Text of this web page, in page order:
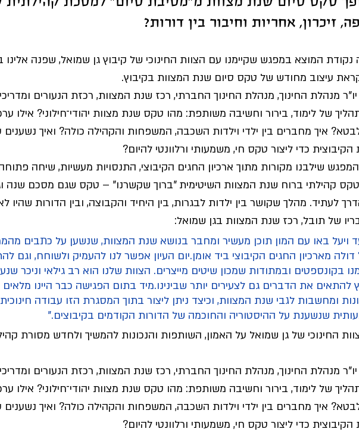
זיכרון, אחריות וחיבור בין דורות?
נקודת המוצא במפגש שקיימנו עם הצוות החינוכי של קיבוץ גן שמואל, שפנה
עיצוב מחודש של טקס סיום שנת המצוות בקיבוץ.
מנהלת החינוך, מנהלת החינוך החברתי, רכז שנת המצוות, רכזת הנעורים
של לימוד, בירור וחשיבה משותפת: מהו טקס שנת מצוות יהודי־חילוני? אילו
איך מחברים בין ילדי וילדות השכבה, המשפחות והקהילה כולה? ואיך נשענים
כדי ליצור טקס חי, משמעותי ורלוונטי להיום?
שילבנו מקורות מתוך ארכיון החגים הקיבוצי, התנסויות מעשיות, שיחה
טקס קהילתי ברוח שנת המצוות השיטימית "ברוך שקשרנו" – טקס שגם מסכם שנה
לעתיד. מהלך שקושר בין ילדות לבגרות, בין היחיד והקבוצה, ובין הדורות שהיו
של תובל, רכז שנת המצוות בגן שמואל:
ויעל באו עם המון תוכן מעשיר ומחבר בנושא שנת המצוות, שנשען על כתבים
דולה מארכיון החגים הקיבוצי ביד אומן.יום העיון אפשר לנו להעמיק ולשוחח, וגם
בקונספטים ובמתודות שמכון שיטים מייצרים. הצוות שלנו הוא רב גילאי וניכר
להתאים את הדברים גם לצעירים יותר שבינינו.מיד בתום הפגישה כבר היינו מלאים
ומחשבות לגבי שנת המצוות, וכיצד ניתן ליצור בתוך המסגרת הזו עבודה חינוכית
שנשענת על ההיסטוריה והחוכמה של הדורות הקודמים בקיבוצים."
החינוכי של גן שמואל על האמון, השותפות והנכונות להמשיך ולחדש מסורת
מנהלת החינוך, מנהלת החינוך החברתי, רכז שנת המצוות, רכזת הנעורים
של לימוד, בירור וחשיבה משותפת: מהו טקס שנת מצוות יהודי־חילוני? אילו
איך מחברים בין ילדי וילדות השכבה, המשפחות והקהילה כולה? ואיך נשענים
כדי ליצור טקס חי, משמעותי ורלוונטי להיום?